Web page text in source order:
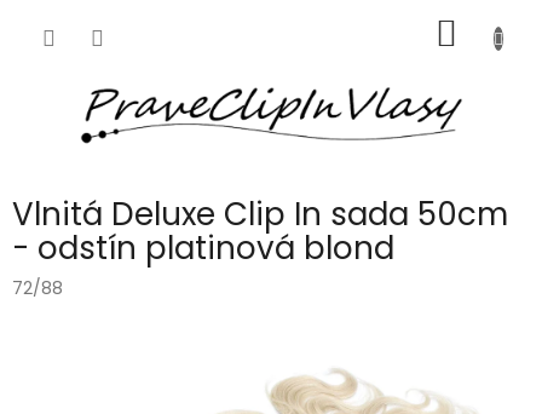
KOŠÍK
Vlnitá Deluxe Clip In sada 50cm
- odstín platinová blond
72/88